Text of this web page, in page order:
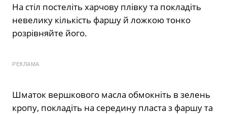
На стіл постеліть харчову плівку та покладіть
невелику кількість фаршу й ложкою тонко
розрівняйте його.
РЕКЛАМА
Шматок вершкового масла обмокніть в зелень
кропу, покладіть на середину пласта з фаршу та